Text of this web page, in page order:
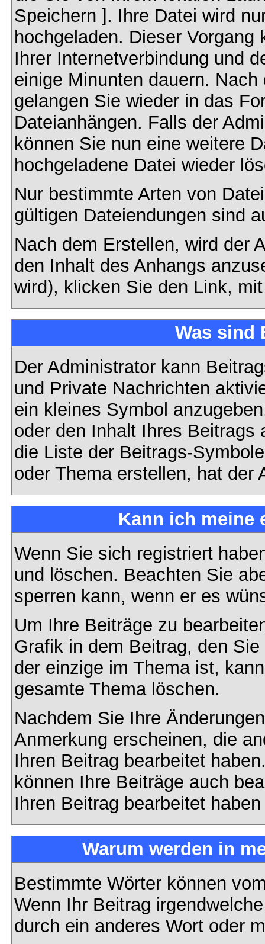
Speichern ]. Ihre Datei wird
hochgeladen. Dieser
Ihrer Internetverbindung und
einige Minunten dauern.
gelangen Sie wieder in das
Dateianhängen. Falls der
können Sie nun eine weitere
hochgeladene Datei wieder
Nur bestimmte Arten von
gültigen Dateiendungen sind
Nach dem Erstellen, wird der
den Inhalt des Anhangs
wird), klicken Sie den Link,
Was sind
Der Administrator kann
und Private Nachrichten
ein kleines Symbol
oder den Inhalt Ihres
die Liste der Beitrags-
oder Thema erstellen, hat der
Kann ich meine
Wenn Sie sich registriert
und löschen. Beachten Sie
sperren kann, wenn er es
Um Ihre Beiträge zu
Grafik in dem Beitrag, den
der einzige im Thema ist,
gesamte Thema löschen.
Nachdem Sie Ihre
Anmerkung erscheinen, die
Ihren Beitrag bearbeitet
können Ihre Beiträge auch
Ihren Beitrag bearbeitet
Warum werden in
Bestimmte Wörter können
Wenn Ihr Beitrag
durch ein anderes Wort oder